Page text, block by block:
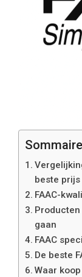
Sommaire
beste prijs
FAAC-
gaan
FAAC
De beste
Waar